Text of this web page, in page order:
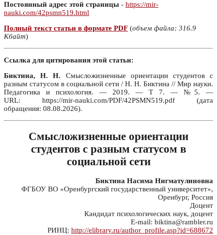
Постоянный адрес этой страницы - https://mir-
nauki.com/42psmn519.html
Полный текст статьи в формате PDF (объем файла: 316.9
Кбайт)
Ссылка для цитирования этой статьи:
Биктина, Н. Н. Смысложизненные ориентации студентов с
разным статусом в социальной сети / Н. Н. Биктина // Мир науки.
Педагогика и психология. — 2019. — Т 7. — №5. —
URL: https://mir-nauki.com/PDF/42PSMN519.pdf (дата
обращения: 08.08.2026).
Смысложизненные ориентации
студентов с разным статусом в
социальной сети
Биктина Насима Нигматулиновна
ФГБОУ ВО «Оренбургский государственный университет»,
Оренбург, Россия
Доцент
Кандидат психологических наук, доцент
E-mail: biktina@rambler.ru
РИНЦ: http://elibrary.ru/author_profile.asp?id=688672